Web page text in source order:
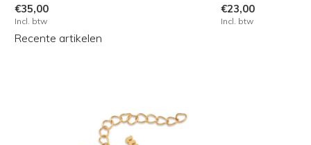
€35,00
Incl. btw
€23,00
Incl. btw
Recente artikelen